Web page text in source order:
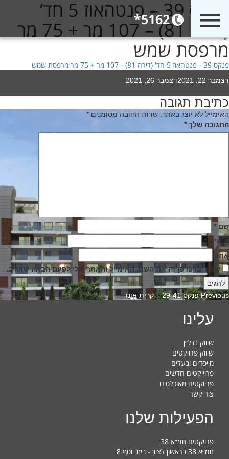
5162* פנקס 39 – פנטהאוז 5 חד’
(דירה 81) – 107 מר + 75 מר
מרפסת שמש
פנקס 39 - פנטהאוז 5 חד' (דירה 81) - 107 מר + 75 מר מרפסת שמש
Posted
דצמבר 22, 2021 דצמבר 26, 2021
כתיבת תגובה
האימייל לא יוצג באתר. שדות החובה מסומנים *
התגובה שלך*
שם *
אימייל*
אתר
שמור בדפדפן זה את השם, האימייל והאתר שלי לפעם הבאה שאגיב.
ניווט
Previous
Previous
פנקס 29-41 – קרית אונו
עלינו
שיווק נדל״ן
שיווק פרויקטים
מייסדים ובעלים
פרוייקטים חדשים
פריוקטים מאוכלסים
צור קשר
הפעילות שלנו
פרויקטים תמ״א 38
תמ״א 38 בראשון לציון - בית יוסף 8